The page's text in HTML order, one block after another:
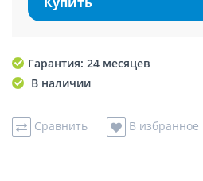
Гарантия: 24 месяцев
В наличии
Сравнить В избранное